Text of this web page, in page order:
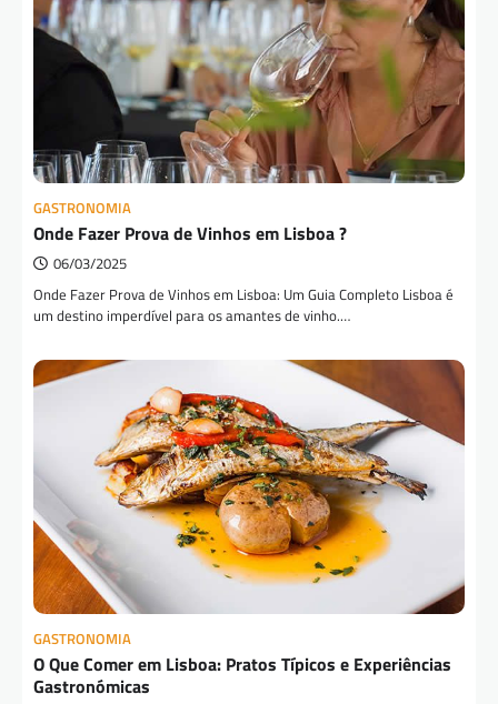
GASTRONOMIA
Onde Fazer Prova de Vinhos em Lisboa ?
06/03/2025
Onde Fazer Prova de Vinhos em Lisboa: Um Guia Completo Lisboa é
um destino imperdível para os amantes de vinho.…
GASTRONOMIA
O Que Comer em Lisboa: Pratos Típicos e Experiências
Gastronómicas